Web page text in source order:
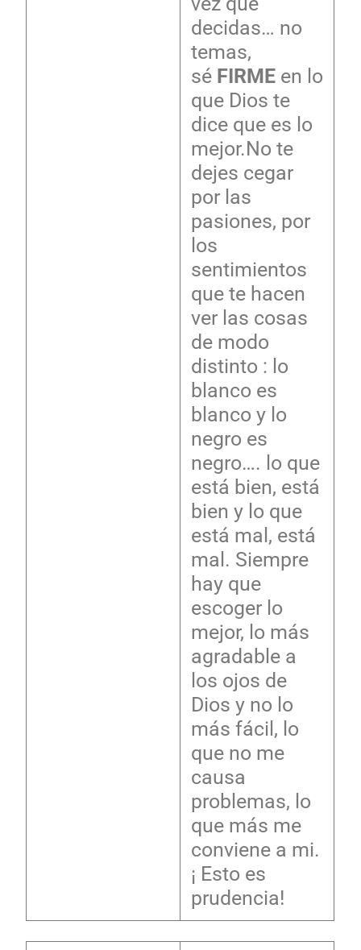
decidas… no
temas,
sé FIRMEen lo
que Dios te
dice que es lo
mejor.No te
dejes cegar
por las
pasiones, por
los
sentimientos
que te hacen
ver las cosas
de modo
distinto : lo
blanco es
blanco y lo
negro es
negro…. lo que
está bien, está
bien y lo que
está mal, está
mal. Siempre
hay que
escoger lo
mejor, lo más
agradable a
los ojos de
Dios y no lo
más fácil, lo
que no me
causa
problemas, lo
que más me
conviene a mi.
¡ Esto es
prudencia!